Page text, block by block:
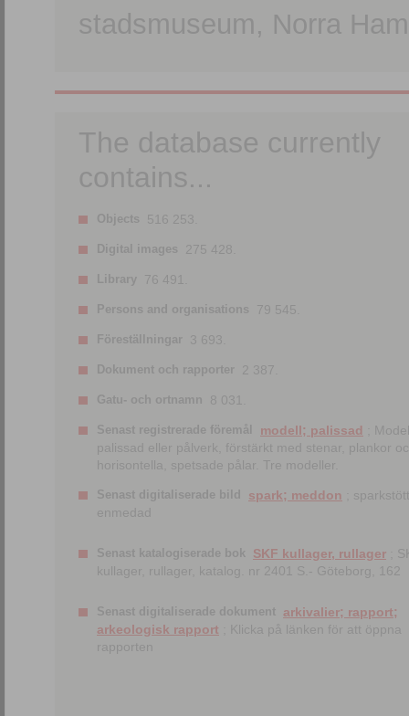
stadsmuseum, Norra
The database currently
contains...
Objects 516 253.
Digital images 275 428.
Library 76 491.
Persons and organisations 79 545.
Föreställningar 3 693.
Dokument och rapporter 2 387.
Gatu- och ortnamn 8 031.
Senast registrerade föremål modell; palissad
;
palissad eller pålverk, förstärkt med stenar, plankor
horisontella, spetsade pålar. Tre modeller.
Senast digitaliserade bild spark; meddon ;
enmedad
Senast katalogiserade bok SKF kullager, rullager ;
kullager, rullager, katalog. nr 2401 S.- Göteborg, 162
Senast digitaliserade dokument arkivalier; rapport;
arkeologisk rapport ; Klicka på länken för att öppna
rapporten